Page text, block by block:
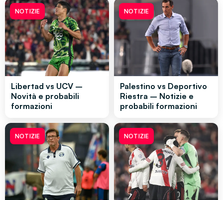
NOTIZIE
Libertad vs UCV –
Novità e probabili
formazioni
NOTIZIE
Palestino vs Deportivo
Riestra – Notizie e
probabili formazioni
NOTIZIE NOTIZIE